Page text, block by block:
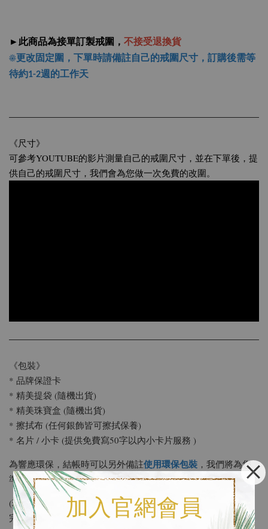
加入官網會員
►此商品為接單訂製戒圍， 不接受退換貨
☀更改固定圍，下單時請備註自己的戒圍尺寸， 訂購後需等
待約1-2週的工作天
《尺寸》
可參考YOUTUBE的影片測量自己的戒圍尺寸，並在下單後，提
供自己的戒圍尺寸，我們會為您做一次免費的改圍。
《包裝》
* 品牌保證卡
* 精美提袋 (隨機出貨)
* 精美珠寶盒 (隨機出貨)
* 擦拭布 (任何銀飾皆可擦拭保養)
* 名片 / 小卡 (提供免費寫50字以內小卡片服務 )
為響應環保，結帳時可以另外備註使用環保包裝 ，我們將為您
準備簡約輕便的包裝
(環保包裝會省略精美提袋，其餘基本配備及防撞措施都會準備
完善。)